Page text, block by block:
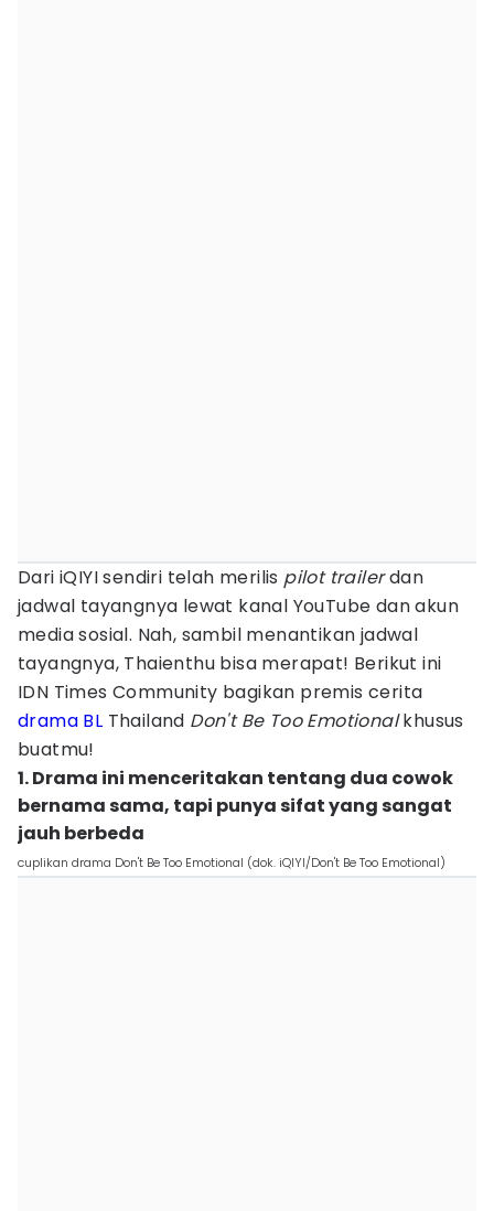
Dari iQIYI sendiri telah merilis pilot trailerdan
jadwal tayangnya lewat kanal YouTube dan akun
media sosial. Nah, sambil menantikan jadwal
tayangnya, Thaienthu bisa merapat! Berikut ini
IDN Times Community bagikan premis cerita
drama BL Thailand Don't Be Too Emotionalkhusus
buatmu!
1. Drama ini menceritakan tentang dua cowok
bernama sama, tapi punya sifat yang sangat
jauh berbeda
cuplikan drama Don't Be Too Emotional (dok. iQIYI/Don't Be Too Emotional)